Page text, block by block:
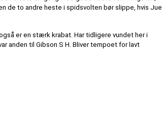
de to andre heste i spidsvolten bør slippe, hvis Juel
er en stærk krabat. Har tidligere vundet her i
anden til Gibson S H. Bliver tempoet for lavt